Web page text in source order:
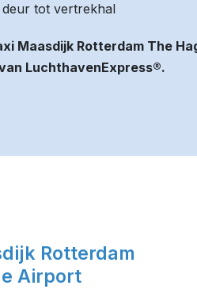
tot vertrekhal
Maasdijk Rotterdam The
LuchthavenExpress®.
Rotterdam
Airport